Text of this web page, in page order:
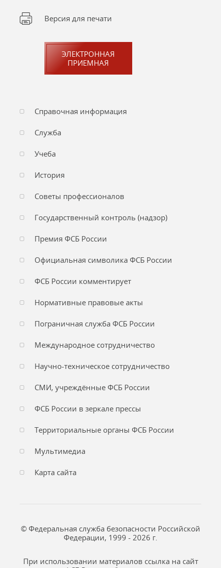
Версия для печати
ЭЛЕКТРОННАЯ
ПРИЕМНАЯ
Справочная информация
Служба
Учеба
История
Советы профессионалов
Государственный контроль (надзор)
Премия ФСБ России
Официальная символика ФСБ России
ФСБ России комментирует
Нормативные правовые акты
Пограничная служба ФСБ России
Международное сотрудничество
Научно-техническое сотрудничество
СМИ, учреждённые ФСБ России
ФСБ России в зеркале прессы
Территориальные органы ФСБ России
Мультимедиа
Карта сайта
© Федеральная служба безопасности Российской
Федерации, 1999 - 2026 г.
При использовании материалов ссылка на сайт